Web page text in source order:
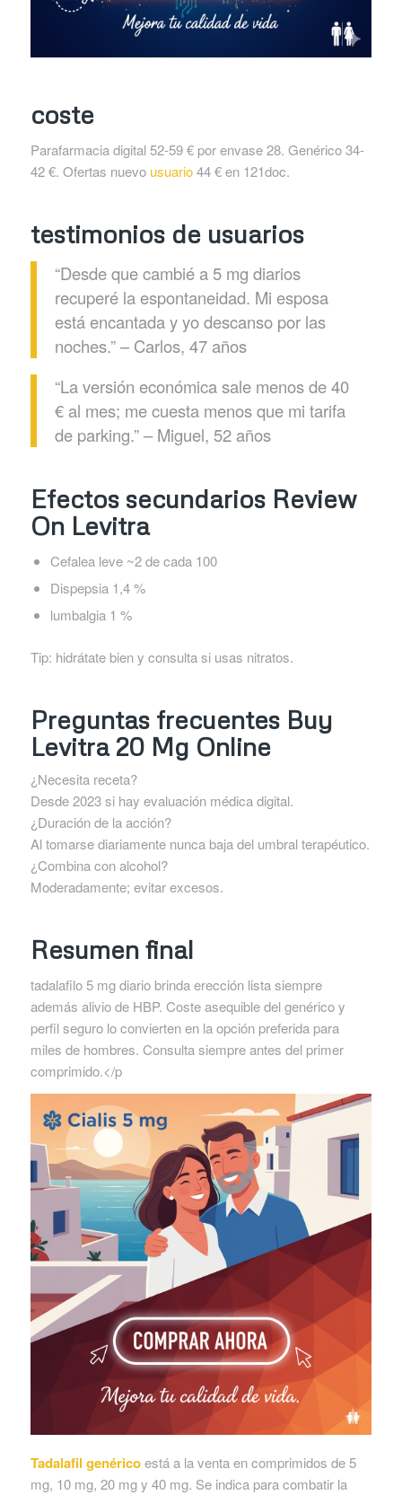
coste
Parafarmacia digital 52-59 € por envase 28. Genérico 34-
42 €. Ofertas nuevo usuario44 € en 121doc.
testimonios de usuarios
“Desde que cambié a 5 mg diarios
recuperé la espontaneidad. Mi esposa
está encantada y yo descanso por las
noches.” – Carlos, 47 años
“La versión económica sale menos de 40
€ al mes; me cuesta menos que mi tarifa
de parking.” – Miguel, 52 años
Efectos secundarios Review
On Levitra
Cefalea leve ~2 de cada 100
Dispepsia 1,4 %
lumbalgia 1 %
Tip: hidrátate bien y consulta si usas nitratos.
Preguntas frecuentes Buy
Levitra 20 Mg Online
¿Necesita receta?
Desde 2023 si hay evaluación médica digital.
¿Duración de la acción?
Al tomarse diariamente nunca baja del umbral terapéutico.
¿Combina con alcohol?
Moderadamente; evitar excesos.
Resumen final
tadalafilo 5 mg diario brinda erección lista siempre
además alivio de HBP. Coste asequible del genérico y
perfil seguro lo convierten en la opción preferida para
miles de hombres. Consulta siempre antes del primer
comprimido.</p
Tadalafil genéricoestá a la venta en comprimidos de 5
mg, 10 mg, 20 mg y 40 mg. Se indica para combatir la